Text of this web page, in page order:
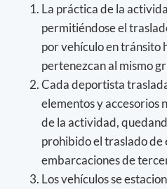
La práctica de la
permitiéndose el
por vehículo en tránsito
pertenezcan al mismo
Cada deportista
elementos y accesorios
de la actividad,
prohibido el traslado de
embarcaciones de
Los vehículos se